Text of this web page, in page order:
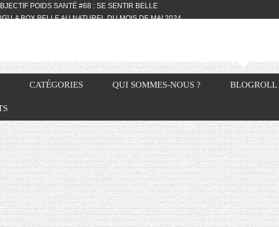
POIDS SANTÉ #68 : SE SENTIR BELLE
LA BOX BELLE AU NATUREL DU MOIS DE MAI 2024
: LES MY LITTLE & BIOTYFULL BOX DU MOIS DE MAI 2024
#10 : MEAL PREP & CONVIVIALITÉ
: LES MY LITTLE & BIOTYFULL BOX DU MOIS D’AVRIL
POIDS SANTÉ #67 : L’AVIS DES AUTRES, CE N’EST QUE LA
: LES MY LITTLE & BIOTYFULL BOX DES MOIS DE
MARS 2024 FEAT. AKILA
SÉLECTION DU MOIS #JANVIER2024
#34 : IDÉES RECETTES RISOTTO
CATÉGORIES QUI SOMMES-NOUS ? BLOGROLL